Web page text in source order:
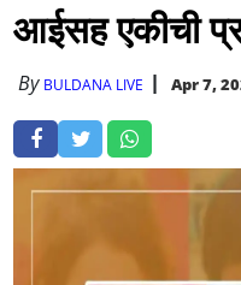
आईसह एकीची
By BULDANA LIVE Apr 7,